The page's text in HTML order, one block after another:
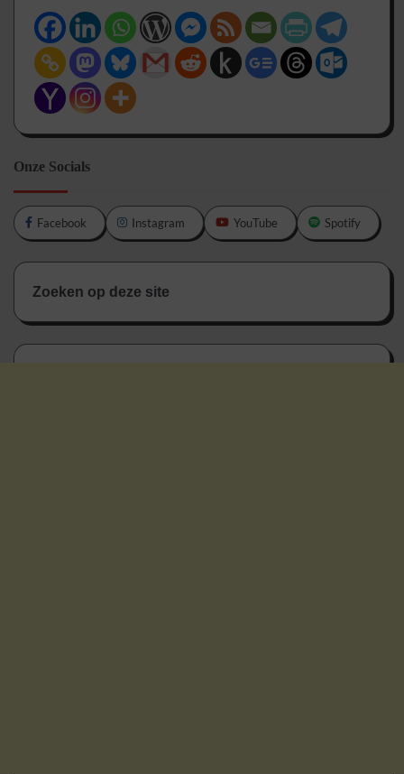
Onze Socials
Facebook Instagram YouTube Spotify
Zoeken op deze site